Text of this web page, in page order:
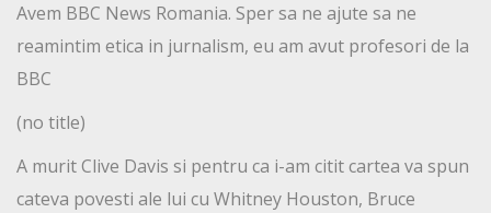
Avem BBC News Romania. Sper sa ne ajute sa ne
reamintim etica in jurnalism, eu am avut profesori de la
BBC
(no title)
A murit Clive Davis si pentru ca i-am citit cartea va spun
cateva povesti ale lui cu Whitney Houston, Bruce